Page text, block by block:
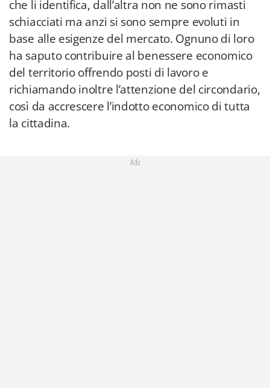
che li identifica, dall’altra non ne sono rimasti
schiacciati ma anzi si sono sempre evoluti in
base alle esigenze del mercato. Ognuno di loro
ha saputo contribuire al benessere economico
del territorio offrendo posti di lavoro e
richiamando inoltre l’attenzione del circondario,
così da accrescere l’indotto economico di tutta
la cittadina.
Adv